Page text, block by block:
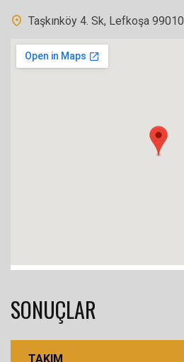
Taşkınköy 4. Sk, Lefkoşa 99010
SONUÇLAR
TAKIM